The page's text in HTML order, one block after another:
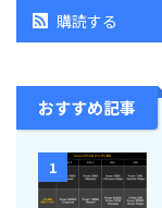
購読する
おすすめ記事
1